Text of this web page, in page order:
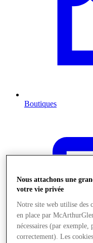
Boutiques
Nous attachons une
votre vie privée
Notre site web utilise des
en place par
nécessaires (par
correctement). Les